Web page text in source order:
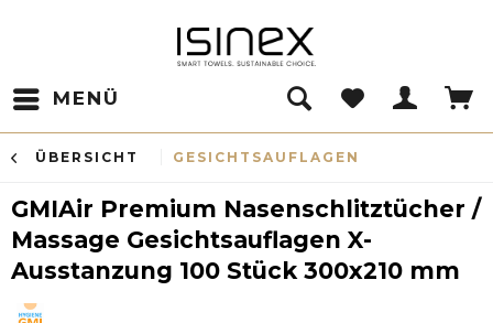
MENÜ
ÜBERSICHT GESICHTSAUFLAGEN
GMIAir Premium Nasenschlitztücher /
Massage Gesichtsauflagen X-
Ausstanzung 100 Stück 300x210 mm